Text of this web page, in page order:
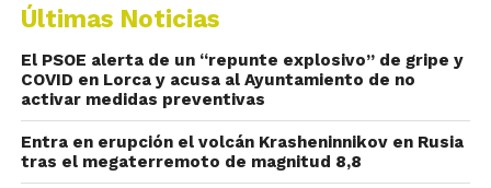
Últimas Noticias
El PSOE alerta de un “repunte explosivo” de gripe y
COVID en Lorca y acusa al Ayuntamiento de no
activar medidas preventivas
Entra en erupción el volcán Krasheninnikov en Rusia
tras el megaterremoto de magnitud 8,8